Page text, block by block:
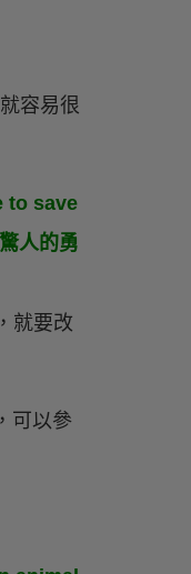
容易很
to save
人的勇
就要改
可以參